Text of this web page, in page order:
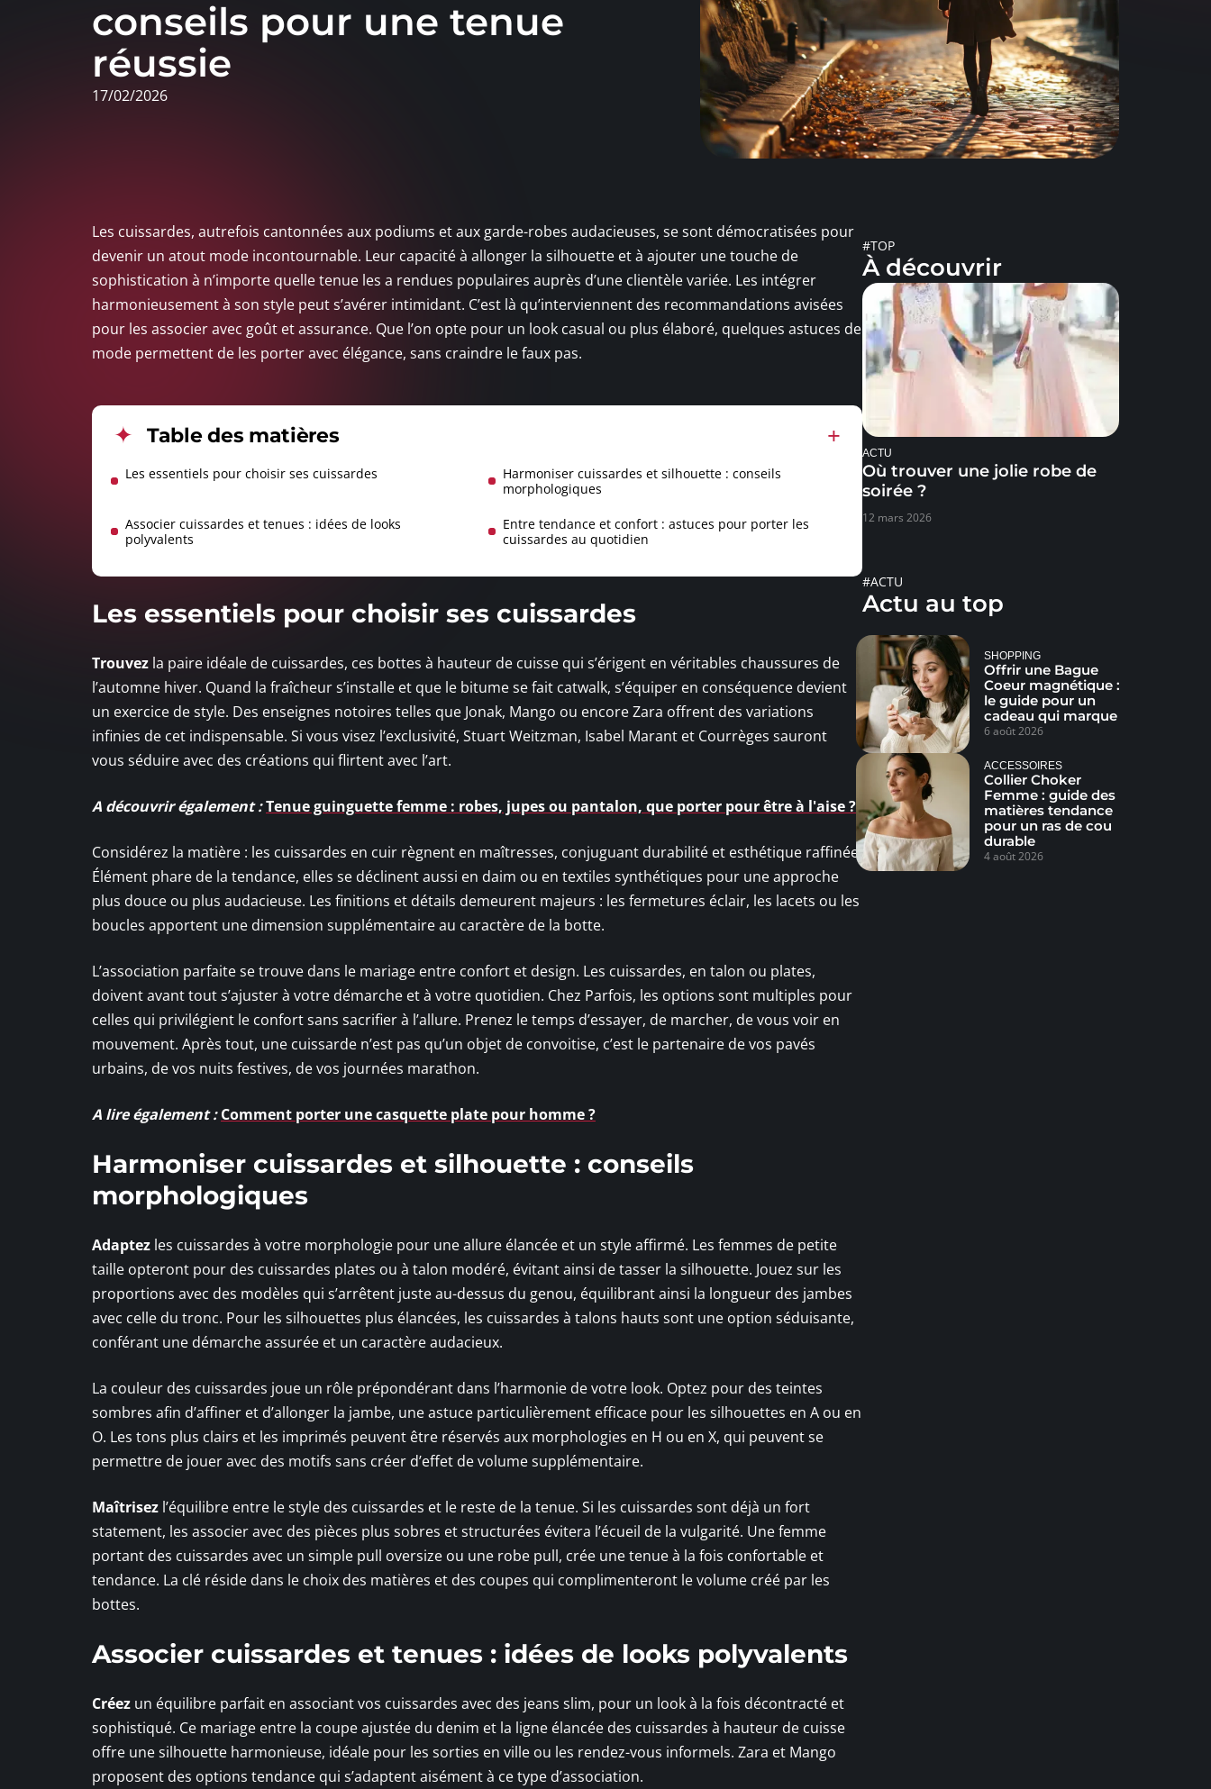
conseils pour une tenue
réussie
17/02/2026
Les cuissardes, autrefois cantonnées aux podiums et aux garde-robes audacieuses, se sont démocratisées pour
devenir un atout mode incontournable. Leur capacité à allonger la silhouette et à ajouter une touche de
sophistication à n’importe quelle tenue les a rendues populaires auprès d’une clientèle variée. Les intégrer
harmonieusement à son style peut s’avérer intimidant. C’est là qu’interviennent des recommandations avisées
pour les associer avec goût et assurance. Que l’on opte pour un look casual ou plus élaboré, quelques astuces de
mode permettent de les porter avec élégance, sans craindre le faux pas.
Table des matières
Les essentiels pour choisir ses cuissardes
Harmoniser cuissardes et silhouette : conseils
morphologiques
Associer cuissardes et tenues : idées de looks
polyvalents
Entre tendance et confort : astuces pour porter les
cuissardes au quotidien
Les essentiels pour choisir ses cuissardes
Trouvez la paire idéale de cuissardes, ces bottes à hauteur de cuisse qui s’érigent en véritables chaussures de
l’automne hiver. Quand la fraîcheur s’installe et que le bitume se fait catwalk, s’équiper en conséquence devient
un exercice de style. Des enseignes notoires telles que Jonak, Mango ou encore Zara offrent des variations
infinies de cet indispensable. Si vous visez l’exclusivité, Stuart Weitzman, Isabel Marant et Courrèges sauront
vous séduire avec des créations qui flirtent avec l’art.
A découvrir également :Tenue guinguette femme : robes, jupes ou pantalon, que porter pour être à l'aise ?
Considérez la matière : les cuissardes en cuir règnent en maîtresses, conjuguant durabilité et esthétique raffinée.
Élément phare de la tendance, elles se déclinent aussi en daim ou en textiles synthétiques pour une approche
plus douce ou plus audacieuse. Les finitions et détails demeurent majeurs : les fermetures éclair, les lacets ou les
boucles apportent une dimension supplémentaire au caractère de la botte.
L’association parfaite se trouve dans le mariage entre confort et design. Les cuissardes, en talon ou plates,
doivent avant tout s’ajuster à votre démarche et à votre quotidien. Chez Parfois, les options sont multiples pour
celles qui privilégient le confort sans sacrifier à l’allure. Prenez le temps d’essayer, de marcher, de vous voir en
mouvement. Après tout, une cuissarde n’est pas qu’un objet de convoitise, c’est le partenaire de vos pavés
urbains, de vos nuits festives, de vos journées marathon.
A lire également : Comment porter une casquette plate pour homme ?
Harmoniser cuissardes et silhouette : conseils
morphologiques
Adaptez les cuissardes à votre morphologie pour une allure élancée et un style affirmé. Les femmes de petite
taille opteront pour des cuissardes plates ou à talon modéré, évitant ainsi de tasser la silhouette. Jouez sur les
proportions avec des modèles qui s’arrêtent juste au-dessus du genou, équilibrant ainsi la longueur des jambes
avec celle du tronc. Pour les silhouettes plus élancées, les cuissardes à talons hauts sont une option séduisante,
conférant une démarche assurée et un caractère audacieux.
La couleur des cuissardes joue un rôle prépondérant dans l’harmonie de votre look. Optez pour des teintes
sombres afin d’affiner et d’allonger la jambe, une astuce particulièrement efficace pour les silhouettes en A ou en
O. Les tons plus clairs et les imprimés peuvent être réservés aux morphologies en H ou en X, qui peuvent se
permettre de jouer avec des motifs sans créer d’effet de volume supplémentaire.
Maîtrisez l’équilibre entre le style des cuissardes et le reste de la tenue. Si les cuissardes sont déjà un fort
statement, les associer avec des pièces plus sobres et structurées évitera l’écueil de la vulgarité. Une femme
portant des cuissardes avec un simple pull oversize ou une robe pull, crée une tenue à la fois confortable et
tendance. La clé réside dans le choix des matières et des coupes qui complimenteront le volume créé par les
bottes.
Associer cuissardes et tenues : idées de looks polyvalents
Créez un équilibre parfait en associant vos cuissardes avec des jeans slim, pour un look à la fois décontracté et
sophistiqué. Ce mariage entre la coupe ajustée du denim et la ligne élancée des cuissardes à hauteur de cuisse
offre une silhouette harmonieuse, idéale pour les sorties en ville ou les rendez-vous informels. Zara et Mango
proposent des options tendance qui s’adaptent aisément à ce type d’association.
#TOP
À découvrir
ACTU
Où trouver une jolie robe de
soirée ?
12 mars 2026
#ACTU
Actu au top
SHOPPING
Offrir une Bague
Coeur magnétique :
le guide pour un
cadeau qui marque
6 août 2026
ACCESSOIRES
Collier Choker
Femme : guide des
matières tendance
pour un ras de cou
durable
4 août 2026